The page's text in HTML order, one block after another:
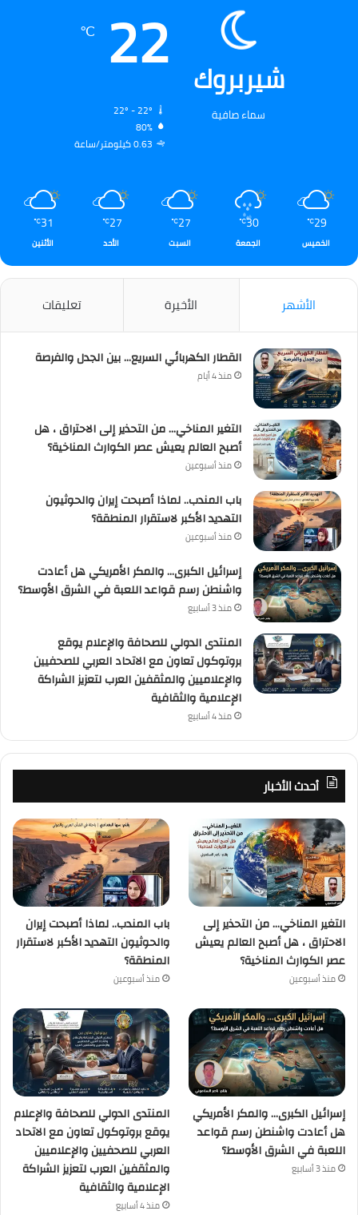
شيربروك
سماء صافية
22
℃
80%
0.63 كيلومتر/ساعة
29
℃
الخميس
30
℃
الجمعة
27
℃
السبت
27
℃
الأحد
31
℃
الأثنين
الأشهر الأخيرة تعليقات
القطار الكهربائي السريع… بين الجدل والفرصة
منذ 4 أيام
التغير المناخي… من التحذير إلى الاحتراق ، هل
أصبح العالم يعيش عصر الكوارث المناخية؟
منذ أسبوعين
باب المندب.. لماذا أصبحت إيران والحوثيون
التهديد الأكبر لاستقرار المنطقة؟
منذ أسبوعين
إسرائيل الكبرى… والمكر الأمريكي هل أعادت
واشنطن رسم قواعد اللعبة في الشرق الأوسط؟
منذ 3 أسابيع
المنتدى الدولي للصحافة والإعلام يوقع
بروتوكول تعاون مع الاتحاد العربي للصحفيين
والإعلاميين والمثقفين العرب لتعزيز الشراكة
الإعلامية والثقافية
منذ 4 أسابيع
أحدث الأخبار
التغير المناخي… من التحذير إلى
الاحتراق ، هل أصبح العالم يعيش
عصر الكوارث المناخية؟
منذ أسبوعين
باب المندب.. لماذا أصبحت إيران
والحوثيون التهديد الأكبر لاستقرار
المنطقة؟
منذ أسبوعين
إسرائيل الكبرى… والمكر الأمريكي
هل أعادت واشنطن رسم قواعد
اللعبة في الشرق الأوسط؟
منذ 3 أسابيع
المنتدى الدولي للصحافة والإعلام
يوقع بروتوكول تعاون مع الاتحاد
العربي للصحفيين والإعلاميين
والمثقفين العرب لتعزيز الشراكة
الإعلامية والثقافية
منذ 4 أسابيع